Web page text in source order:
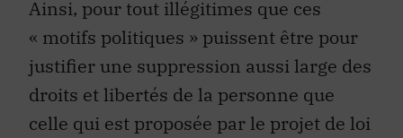
Ainsi, pour tout illégitimes que ces
« motifs politiques » puissent être pour
justifier une suppression aussi large des
droits et libertés de la personne que
celle qui est proposée par le projet de loi